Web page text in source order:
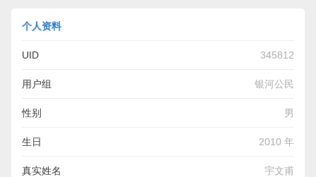
个人资料
UID 345812
用户组 银河公民
性别 男
生日 2010 年
真实姓名 宇文甫